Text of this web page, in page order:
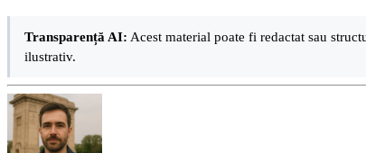
Transparență AI: Acest material poate fi redactat sau
ilustrativ.